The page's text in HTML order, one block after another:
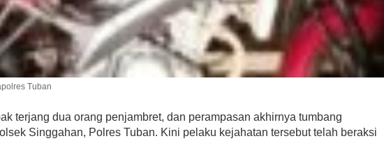
Tuban
terjang dua orang penjambret, dan perampasan akhirnya tumbang
Singgahan, Polres Tuban. Kini pelaku kejahatan tersebut telah beraksi